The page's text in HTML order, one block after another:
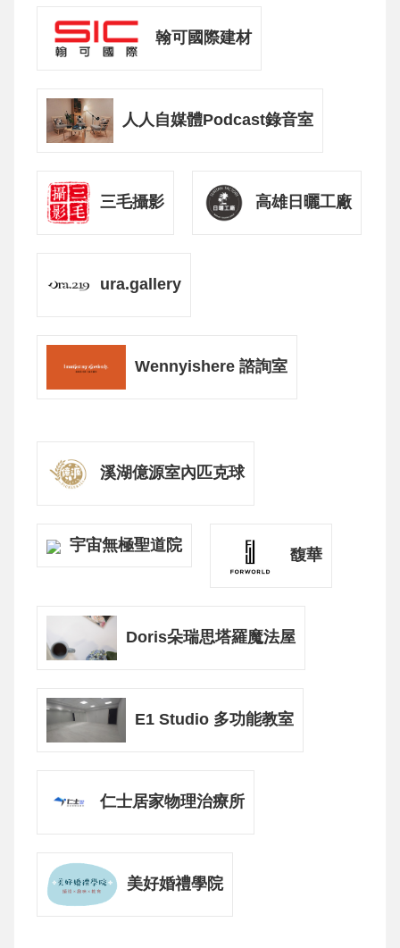
翰可國際建材
人人自媒體Podcast錄音室
三毛攝影 高雄日曬工廠
ura.gallery
Wennyishere 諮詢室
溪湖億源室內匹克球
宇宙無極聖道院
馥華
Doris朵瑞思塔羅魔法屋
E1 Studio 多功能教室
仁士居家物理治療所
美好婚禮學院